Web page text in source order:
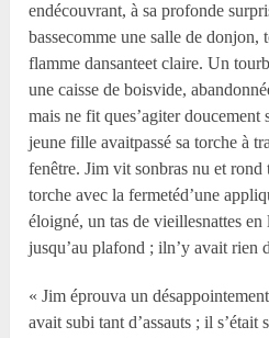
endécouvrant, à sa profonde
bassecomme une salle de donjon,
flamme dansanteet claire. Un
une caisse de boisvide,
mais ne fit ques’agiter doucement
jeune fille avaitpassé sa torche à
fenêtre. Jim vit sonbras nu et rond
torche avec la fermetéd’une
éloigné, un tas de vieillesnattes en
jusqu’au plafond ; iln’y avait rien
« Jim éprouva un
avait subi tant d’assauts ; il s’était